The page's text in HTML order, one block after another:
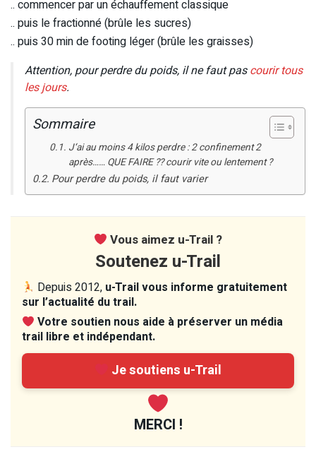
.. commencer par un échauffement classique
.. puis le fractionné (brûle les sucres)
.. puis 30 min de footing léger (brûle les graisses)
Attention, pour perdre du poids, il ne faut pascourir tous
les jours.
Sommaire
J‘ai au moins 4 kilos perdre : 2 confinement 2
après…… QUE FAIRE ?? courir vite ou lentement ?
Pour perdre du poids, il faut varier
Vous aimez u-Trail ?
Soutenez u-Trail
Depuis 2012, u-Trail vous informe gratuitement
sur l’actualité du trail.
Votre soutien nous aide à préserver un média
trail libre et indépendant.
Je soutiens u-Trail
MERCI !